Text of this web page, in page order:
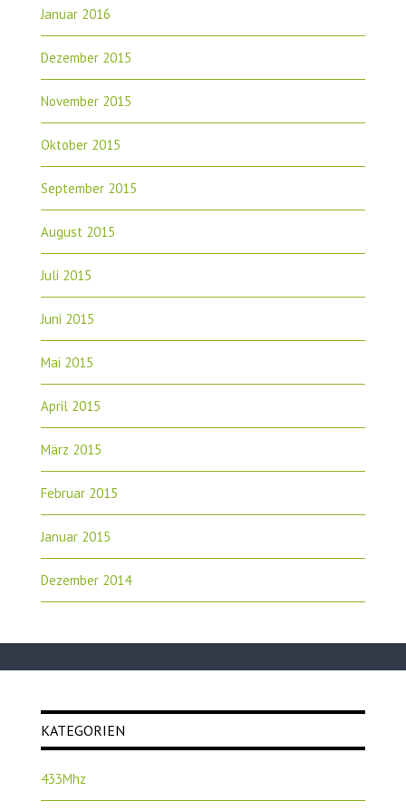
Januar 2016
Dezember 2015
November 2015
Oktober 2015
September 2015
August 2015
Juli 2015
Juni 2015
Mai 2015
April 2015
März 2015
Februar 2015
Januar 2015
Dezember 2014
KATEGORIEN
433Mhz